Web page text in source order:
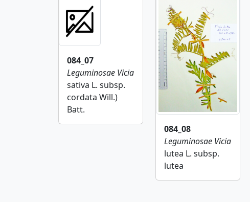
084_07
Leguminosae Vicia
sativa L. subsp.
cordata Will.)
Batt.
084_08
Leguminosae Vicia
lutea L. subsp.
lutea